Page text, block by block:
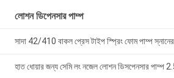
লোশন ডিপেনসার পাম্প
সাদা 42/410 বাকল প্রেস টাইপ স্প্রিং ফোম পাম্প
হাত ধোয়ার জন্য সেমি লং নজেল লোশন ডিসপেনসার পাম্প